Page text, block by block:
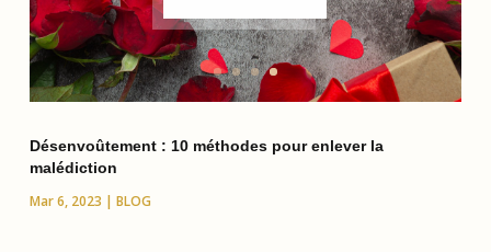
Désenvoûtement : 10 méthodes pour enlever la
malédiction
Mar 6, 2023 BLOG